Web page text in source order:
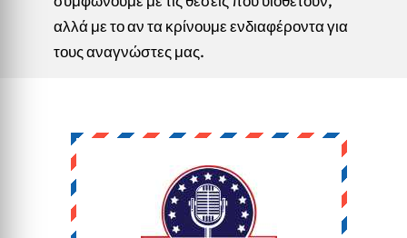
αλλά με το αν τα κρίνουμε ενδιαφέροντα για
τους αναγνώστες μας.